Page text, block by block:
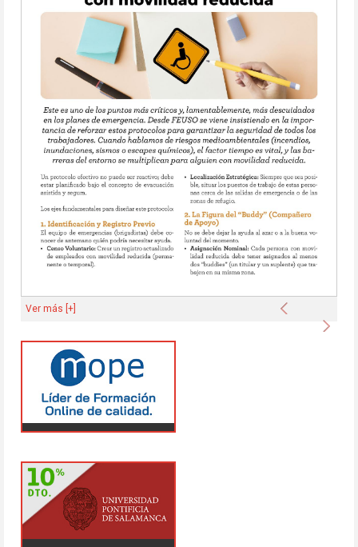
Anterior
Ver más [+]